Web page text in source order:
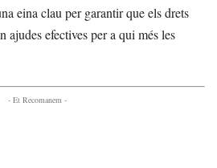
eina clau per garantir que els drets
ajudes efectives per a qui més les
- Et Recomanem -